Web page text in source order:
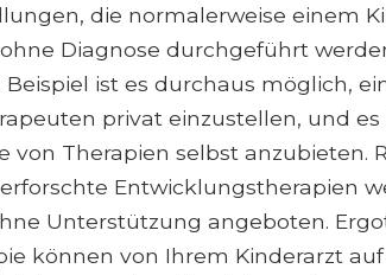
die normalerweise einem
Diagnose durchgeführt
ist es durchaus möglich,
privat einzustellen, und
von Therapien selbst anzubieten.
Entwicklungstherapien
Unterstützung angeboten.
können von Ihrem Kinderarzt